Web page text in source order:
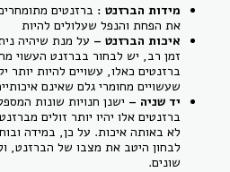
מידות הברזנט : ברזנטים
את הפחת והנפל שעלולים להיות
איכות הברזנט – על מנת שיהיה
זמן רב, יש לבחור בברזנט העשוי
ברזנטים כאלו, עשויים להיות יותר
שעשויים מחומרי גלם שאינם
יד שניה – ישנן חנויות שונות
ברזנטים אלו יהיו יותר זולים
לא באותה איכות. על כן, במידה
לבחון היטב את מצבו של הברזנט,
שונים.